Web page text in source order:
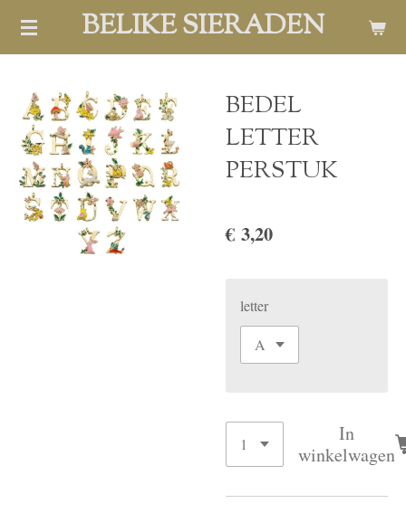
Ga
hoofdinhoud
BELIKE SIERADEN
BEDEL
LETTER
PERSTUK
€ 3,20
letter
In
winkelwagen